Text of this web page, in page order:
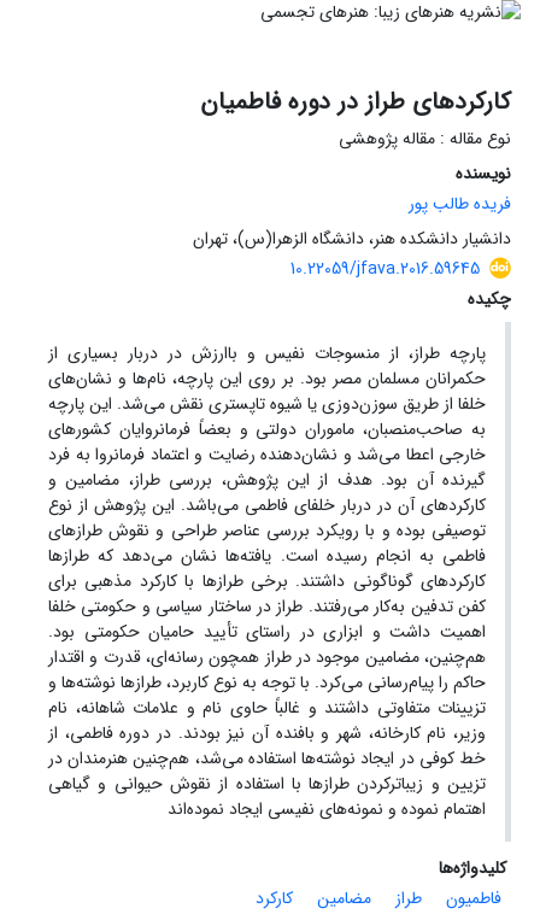
کارکردهای طراز در دوره فاطمیان
نوع مقاله : مقاله پژوهشی
نویسنده
فریده طالب پور
دانشیار دانشکده هنر، دانشگاه الزهرا(س)، تهران
10.22059/jfava.2016.59645
چکیده
پارچه طراز، از منسوجات نفیس و باارزش در دربار بسیاری از
حکمرانان مسلمان مصر بود. بر روی این پارچه، نام‌ها و نشان‌های
خلفا از طریق سوزن‌دوزی یا شیوه تاپستری نقش می‌شد. این پارچه
به صاحب‌منصبان، ماموران دولتی و بعضاً فرمانروایان کشورهای
خارجی اعطا می‌شد و نشان‌دهنده رضایت و اعتماد فرمانروا به فرد
گیرنده آن بود. هدف از این پژوهش، بررسی طراز، مضامین و
کارکردهای آن در دربار خلفای فاطمی می‌باشد. این پژوهش از نوع
توصیفی بوده و با رویکرد بررسی عناصر طراحی و نقوش طرازهای
فاطمی به انجام رسیده است. یافته‌ها نشان می‌دهد که طرازها
کارکردهای گوناگونی داشتند. برخی طرازها با کارکرد مذهبی برای
کفن تدفین به‌کار می‌رفتند. طراز در ساختار سیاسی و حکومتی خلفا
اهمیت داشت و ابزاری در راستای تأیید حامیان حکومتی بود.
هم‌چنین، مضامین موجود در طراز همچون رسانه‌ای، قدرت و اقتدار
حاکم را پیام‌رسانی می‌کرد. با توجه به نوع کاربرد، طرازها نوشته‌ها و
تزیینات متفاوتی داشتند و غالباً حاوی نام و علامات شاهانه، نام
وزیر، نام کارخانه، شهر و بافنده آن نیز بودند. در دوره فاطمی، از
خط کوفی در ایجاد نوشته‌ها استفاده می‌شد، هم‌چنین هنرمندان در
تزیین و زیباترکردن طرازها با استفاده از نقوش حیوانی و گیاهی
اهتمام نموده و نمونه‌های نفیسی ایجاد نموده‌اند
کلیدواژه‌ها
فاطمیون
طراز مضامین
کارکرد